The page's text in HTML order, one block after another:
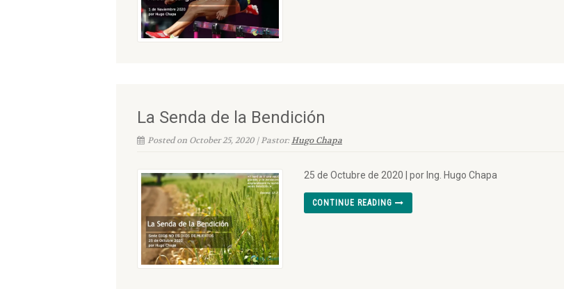
La Senda de la Bendición
Posted on October 25, 2020 | Pastor:Hugo Chapa
25 de Octubre de 2020 | por Ing. Hugo Chapa
CONTINUE READING